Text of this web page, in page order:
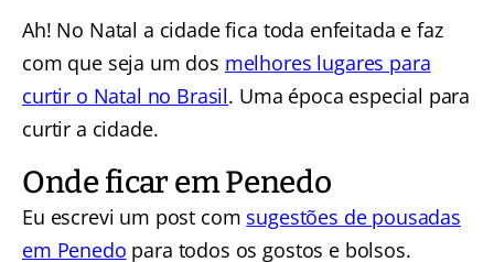
Ah! No Natal a cidade fica toda enfeitada e faz
com que seja um dos melhores lugares para
curtir o Natal no Brasil. Uma época especial para
curtir a cidade.
Onde ficar em Penedo
Eu escrevi um post com sugestões de pousadas
em Penedo para todos os gostos e bolsos.